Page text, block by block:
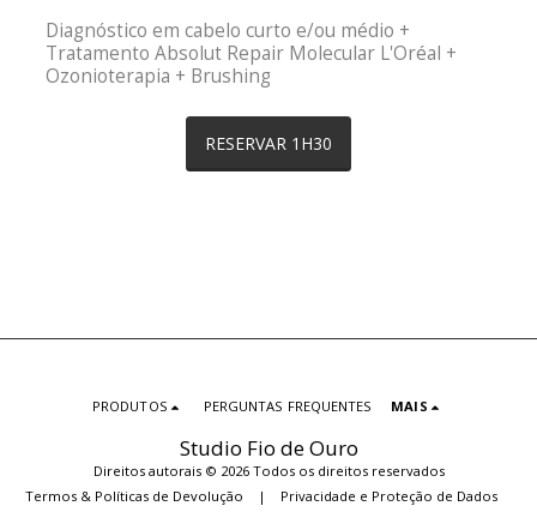
Diagnóstico em cabelo curto e/ou médio +
Tratamento Absolut Repair Molecular L'Oréal +
Ozonioterapia + Brushing
RESERVAR 1H30
Studio Fio de Ouro
Direitos autorais © 2026 Todos os direitos reservados
Termos & Políticas de Devolução | Privacidade e Proteção de Dados
PRODUTOS PERGUNTAS FREQUENTES MAIS